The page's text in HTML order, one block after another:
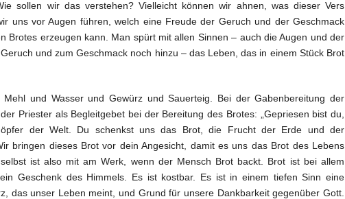
sollen wir das verstehen? Vielleicht können wir ahnen, was dieser Vers
uns vor Augen führen, welch eine Freude der Geruch und der Geschmack
Brotes erzeugen kann. Man spürt mit allen Sinnen – auch die Augen und der
und zum Geschmack noch hinzu – das Leben, das in einem Stück Brot
und Wasser und Gewürz und Sauerteig. Bei der Gabenbereitung der
Priester als Begleitgebet bei der Bereitung des Brotes: „Gepriesen bist du,
der Welt. Du schenkst uns das Brot, die Frucht der Erde und der
bringen dieses Brot vor dein Angesicht, damit es uns das Brot des Lebens
ist also mit am Werk, wenn der Mensch Brot backt. Brot ist bei allem
Geschenk des Himmels. Es ist kostbar. Es ist in einem tiefen Sinn eine
das unser Leben meint, und Grund für unsere Dankbarkeit gegenüber Gott.